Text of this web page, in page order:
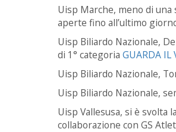
Uisp Marche, meno di
aperte fino all’ultimo
Uisp Biliardo Nazionale,
di 1° categoria GUARDA IL
Uisp Biliardo Nazionale,
Uisp Biliardo Nazionale,
Uisp Vallesusa, si è svolta
collaborazione con GS